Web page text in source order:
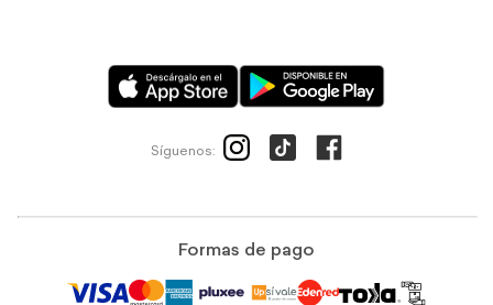
Síguenos:
Formas de pago